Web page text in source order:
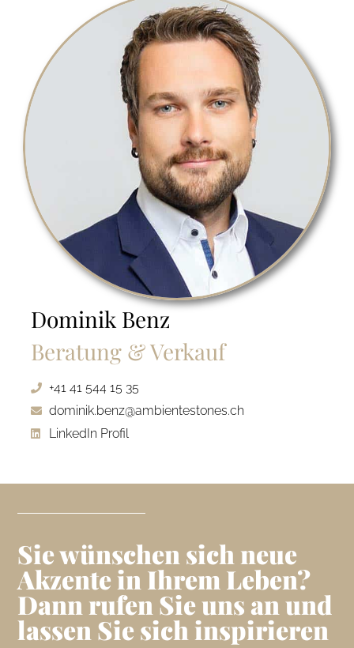
Dominik Benz
Beratung & Verkauf
+41 41 544 15 35
dominik.benz@ambientestones.ch
LinkedIn Profil
Sie wünschen sich neue
Akzente in Ihrem Leben?
Dann rufen Sie uns an und
lassen Sie sich inspirieren